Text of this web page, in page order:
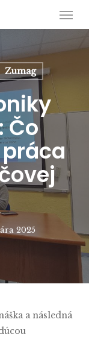
Zumag
Čo
2025
a následná